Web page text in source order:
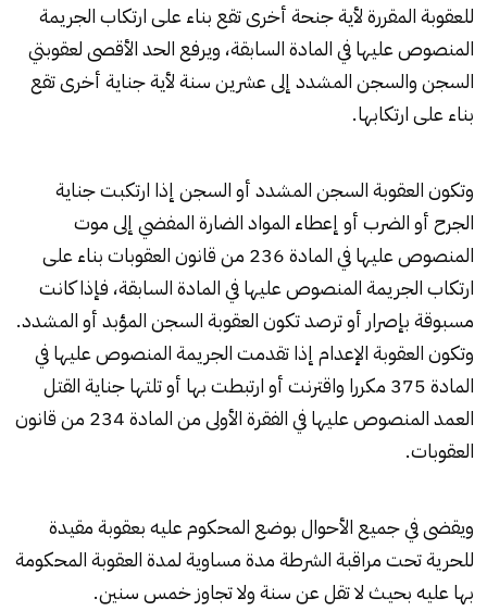
للعقوبة المقررة لأية جنحة أخرى تقع بناء على ارتكاب الجريمة
المنصوص عليها في المادة السابقة، ويرفع الحد الأقصى لعقوبتي
السجن والسجن المشدد إلى عشرين سنة لأية جناية أخرى تقع
بناء على ارتكابها.
وتكون العقوبة السجن المشدد أو السجن إذا ارتكبت جناية
الجرح أو الضرب أو إعطاء المواد الضارة المفضي إلى موت
المنصوص عليها في المادة 236 من قانون العقوبات بناء على
ارتكاب الجريمة المنصوص عليها في المادة السابقة، فإذا كانت
مسبوقة بإصرار أو ترصد تكون العقوبة السجن المؤبد أو المشدد.
وتكون العقوبة الإعدام إذا تقدمت الجريمة المنصوص عليها في
المادة 375 مكررا واقترنت أو ارتبطت بها أو تلتها جناية القتل
العمد المنصوص عليها في الفقرة الأولى من المادة 234 من قانون
العقوبات.
ويقضى في جميع الأحوال بوضع المحكوم عليه بعقوبة مقيدة
للحرية تحت مراقبة الشرطة مدة مساوية لمدة العقوبة المحكومة
بها عليه بحيث لا تقل عن سنة ولا تجاوز خمس سنين.